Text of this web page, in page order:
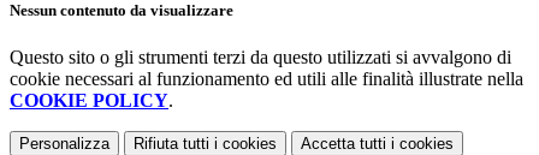
Nessun contenuto da visualizzare
Questo sito o gli strumenti terzi da questo utilizzati si avvalgono di
cookie necessari al funzionamento ed utili alle finalità illustrate nella
COOKIE POLICY.
Personalizza Rifiuta tutti i cookies Accetta tutti i cookies